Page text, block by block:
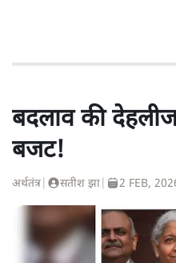
बदलाव की
बजट!
अर्थतंत्र सतीश झा 2 FEB,